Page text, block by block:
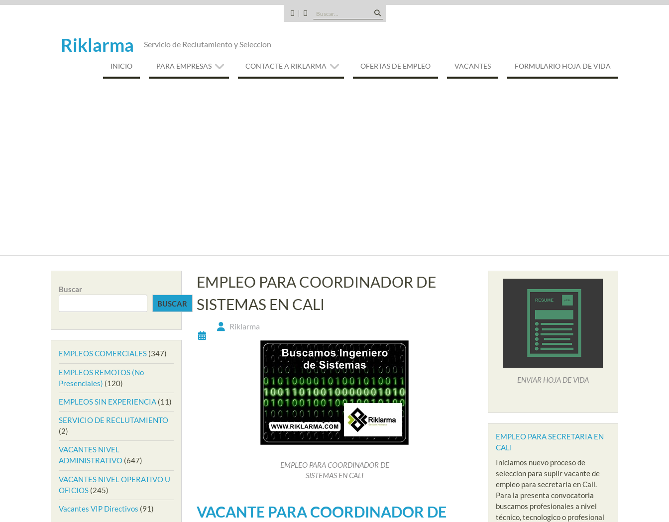
Saltar
CANDIDATOS
QUE
SOMOS
Buscar:
Riklarma Servicio de Reclutamiento y Seleccion
INICIO PARA EMPRESAS CONTACTE A RIKLARMA OFERTAS DE EMPLEO VACANTES FORMULARIO HOJA DE VIDA
EMPLEO PARA COORDINADOR DE
SISTEMAS EN CALI
Riklarma
EMPLEO PARA COORDINADOR DE
SISTEMAS EN CALI
VACANTE PARA COORDINADOR DE
ENVIAR HOJA DE VIDA
EMPLEO PARA SECRETARIA EN
CALI
Iniciamos nuevo proceso de
seleccion para suplir vacante de
empleo para secretaria en Cali.
Para la presenta convocatoria
buscamos profesionales a nivel
técnico, tecnologico o profesional
Buscar
BUSCAR
EMPLEOS COMERCIALES (347)
EMPLEOS REMOTOS (No
Presenciales) (120)
EMPLEOS SIN EXPERIENCIA (11)
SERVICIO DE RECLUTAMIENTO
(2)
VACANTES NIVEL
ADMINISTRATIVO (647)
VACANTES NIVEL OPERATIVO U
OFICIOS (245)
Vacantes VIP Directivos (91)